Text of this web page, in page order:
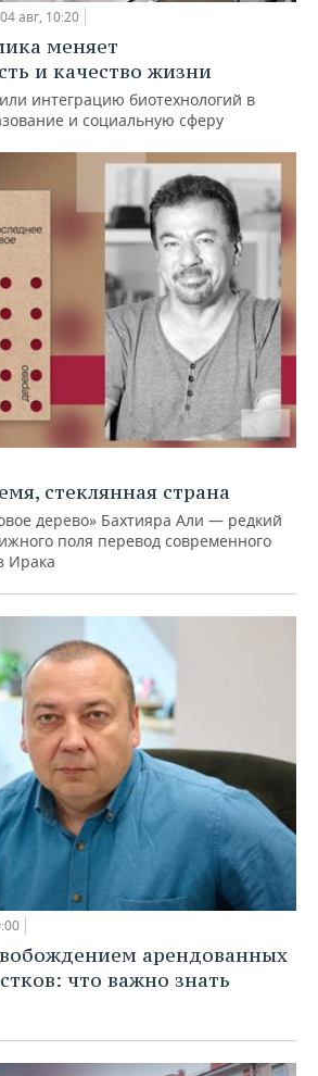
04 авг, 10:20
меняет
и качество жизни
интеграцию биотехнологий в
и социальную сферу
стеклянная страна
дерево» Бахтияра Али — редкий
поля перевод современного
Ирака
арендованных
что важно знать